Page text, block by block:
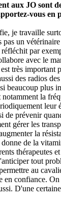
aux JO sont
vous
je travaille
pas un
par
avec le
très important
des radios
beaucoup plus
la
leur
de prévenir
gérer les
la
de la
thérapeutes
tout
au
en confiance.
D'une